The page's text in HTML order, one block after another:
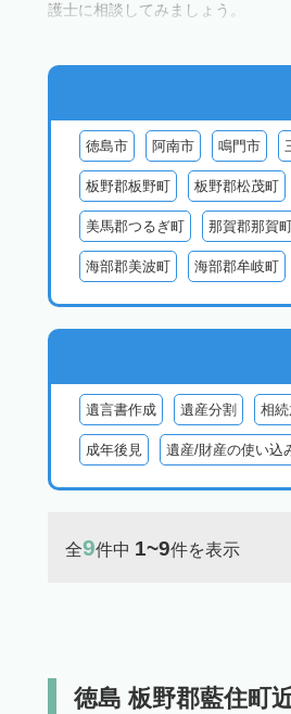
護士に相談してみましょう。
徳島市 阿南市 鳴門市
板野郡板野町 板野郡松茂町
美馬郡つるぎ町 那賀郡那賀
海部郡美波町 海部郡牟岐町
遺言書作成 遺産分割 相
成年後見 遺産/財産の使い込
全9件中 1~9件を表示
徳島 板野郡藍住町